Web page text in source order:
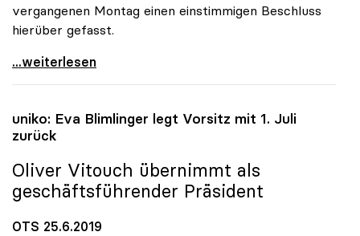
vergangenen Montag einen einstimmigen Beschluss
hierüber gefasst.
uniko-Vorsitz: Vitouch folgt auf Blimlinger
...weiterlesen
uniko: Eva Blimlinger legt Vorsitz mit 1. Juli
zurück
Oliver Vitouch übernimmt als
geschäftsführender Präsident
OTS 25.6.2019